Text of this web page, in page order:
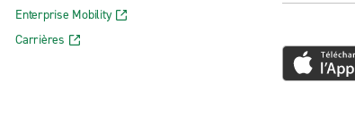
Enterprise Mobility
Carrières